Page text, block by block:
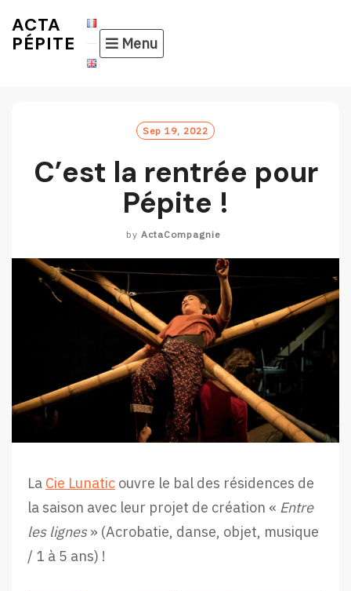
toACTA
PÉPITE
Menu
Sep 19, 2022
C’est la rentrée pour
Pépite !
by ActaCompagnie
La Cie Lunatic ouvre le bal des résidences de
la saison avec leur projet de création « Entre
les lignes» (Acrobatie, danse, objet, musique
/ 1 à 5 ans) !